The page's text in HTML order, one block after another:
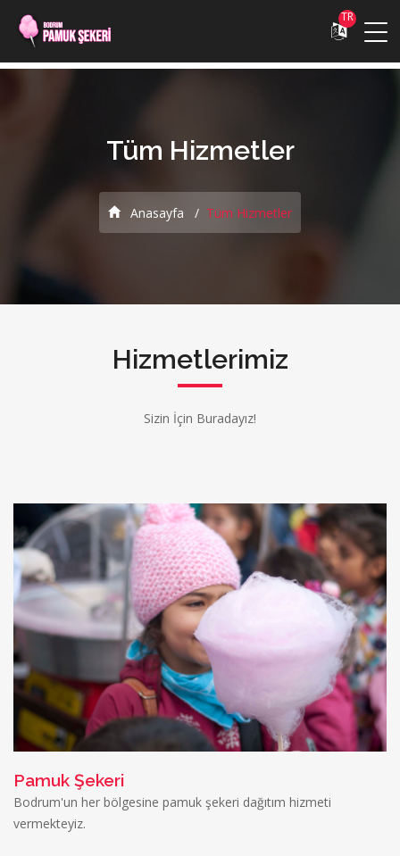
TR
Tüm Hizmetler
Anasayfa Tüm Hizmetler
Hizmetlerimiz
Sizin İçin Buradayız!
Pamuk Şekeri
Bodrum'un her bölgesine pamuk şekeri dağıtım hizmeti
vermekteyiz.